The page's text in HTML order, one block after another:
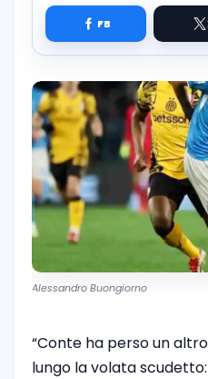
Alessandro Buongiorno
“Conte ha perso un
lungo la volata